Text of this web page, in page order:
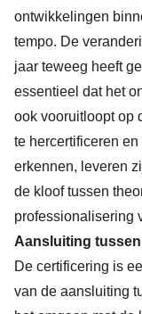
ontwikkelingen
tempo. De
jaar teweeg heeft
essentieel dat het
ook vooruitloopt op
te hercertificeren
erkennen, leveren
de kloof tussen
professionalisering
Aansluiting
De certificering is
van de aansluiting